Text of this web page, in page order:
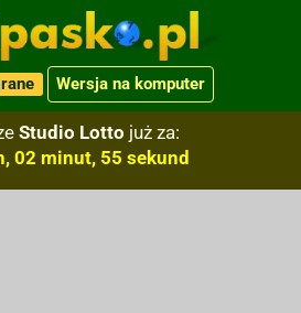
Wersja na komputer
Studio Lotto już za:
02 minut, 54 sekund